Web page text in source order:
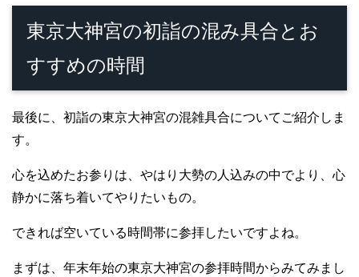
東京大神宮の初詣の混み具合とお
すすめの時間
最後に、初詣の東京大神宮の混雑具合についてご紹介しま
す。
心を込めたお参りは、やはり大勢の人込みの中でより、心
静かに落ち着いてやりたいもの。
できれば空いている時間帯に参拝したいですよね。
まずは、年末年始の東京大神宮の参拝時間からみてみまし